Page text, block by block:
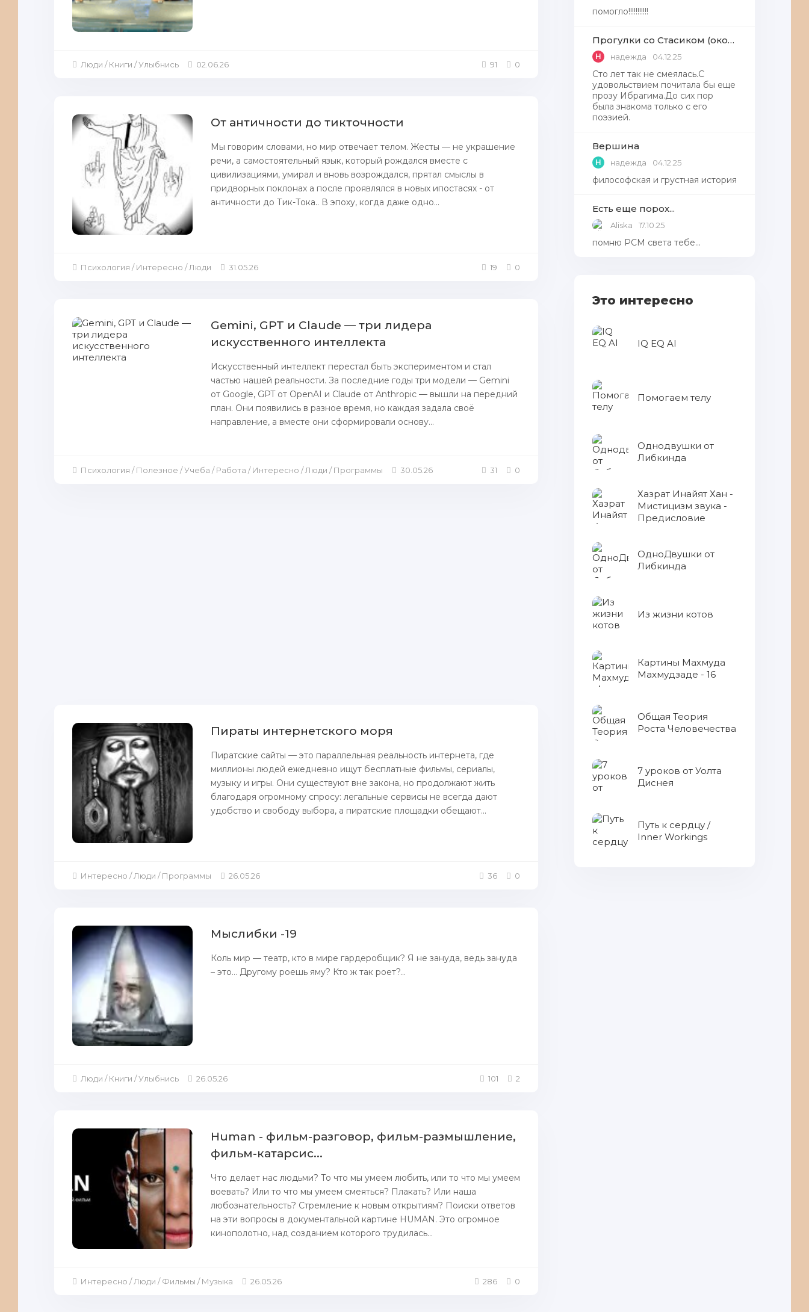
Люди / Книги / Улыбнись 02.06.26 91 0
От античности до тикточности
Мы говорим словами, но мир отвечает телом. Жесты — не украшение
речи, а самостоятельный язык, который рождался вместе с
цивилизациями, умирал и вновь возрождался, прятал смыслы в
придворных поклонах а после проявлялся в новых ипостасях - от
античности до Тик-Тока.. В эпоху, когда даже одно...
Психология / Интересно / Люди 31.05.26 19 0
Gemini, GPT и Claude — три лидера
искусственного интеллекта
Искусственный интеллект перестал быть экспериментом и стал
частью нашей реальности. За последние годы три модели — Gemini
от Google, GPT от OpenAI и Claude от Anthropic — вышли на передний
план. Они появились в разное время, но каждая задала своё
направление, а вместе они сформировали основу...
Психология / Полезное / Учеба / Работа / Интересно / Люди / Программы 30.05.26 31 0
Пираты интернетского моря
Пиратские сайты — это параллельная реальность интернета, где
миллионы людей ежедневно ищут бесплатные фильмы, сериалы,
музыку и игры. Они существуют вне закона, но продолжают жить
благодаря огромному спросу: легальные сервисы не всегда дают
удобство и свободу выбора, а пиратские площадки обещают...
Интересно / Люди / Программы 26.05.26 36 0
Мыслибки -19
Коль мир — театр, кто в мире гардеробщик? Я не зануда, ведь зануда
– это… Другому роешь яму? Кто ж так роет?...
Люди / Книги / Улыбнись 26.05.26 101 2
Human - фильм-разговор, фильм-размышление,
фильм-катарсис...
Что делает нас людьми? То что мы умеем любить, или то что мы умеем
воевать? Или то что мы умеем смеяться? Плакать? Или наша
любознательность? Стремление к новым открытиям? Поиски ответов
на эти вопросы в документальной картине HUMAN. Это огромное
кинополотно, над созданием которого трудилась...
Интересно / Люди / Фильмы / Музыка 26.05.26 286 0
помогло!!!!!!!!!!!
Прогулки со Стасиком (окончание)
Н надежда 04.12.25
Сто лет так не смеялась.С
удовольствием почитала бы еще
прозу Ибрагима.До сих пор
была знакома только с его
поэзией.
Вершина
Н надежда 04.12.25
философская и грустная история
Есть еще порох...
Aliska 17.10.25
помню РСМ cвета тебе...
Это интересно
IQ EQ AI
Помогаем телу
Однодвушки от
Либкинда
Хазрат Инайят Хан -
Мистицизм звука -
Предисловие
ОдноДвушки от
Либкинда
Из жизни котов
Картины Махмуда
Махмудзаде - 16
Общая Теория
Роста Человечества
7 уроков от Уолта
Диснея
Путь к сердцу /
Inner Workings